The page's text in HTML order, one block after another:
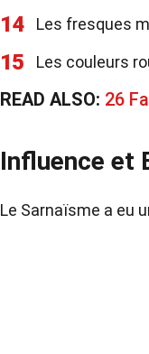
14 Les fresques
15 Les couleurs
READ ALSO: 26
Influence et
Le Sarnaïsme a eu